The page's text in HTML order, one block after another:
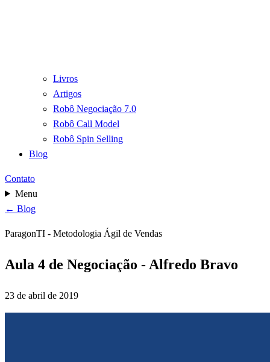
Livros
Artigos
Robô Negociação 7.0
Robô Call Model
Robô Spin Selling
Blog
Contato
Menu
← Blog
ParagonTI - Metodologia Ágil de Vendas
Aula 4 de Negociação - Alfredo Bravo
23 de abril de 2019